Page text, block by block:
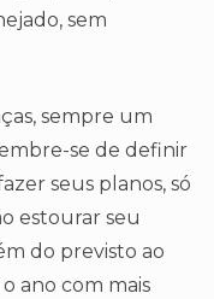
sem
sempre um
se de definir
seus planos, só
estourar seu
do previsto ao
ano com mais